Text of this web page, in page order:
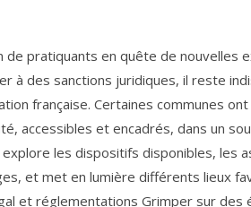
de pratiquants en quête de nouvelles
à des sanctions juridiques, il reste
française. Certaines communes
accessibles et encadrés, dans un
les dispositifs disponibles, les
et met en lumière différents lieux
et réglementations Grimper sur des